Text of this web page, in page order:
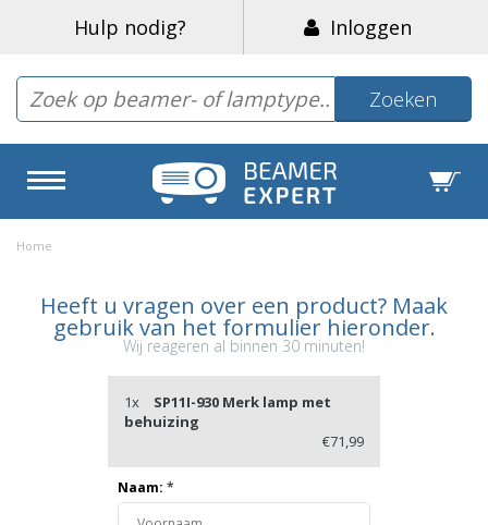
Hulp nodig? Inloggen
Zoeken
Home
Heeft u vragen over een product? Maak
gebruik van het formulier hieronder.
Wij reageren al binnen 30 minuten!
1x
SP11I-930 Merk lamp met
behuizing
€71,99
Naam: *